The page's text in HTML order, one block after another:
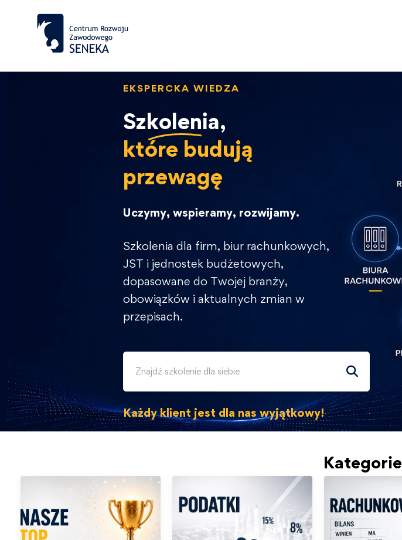
EKSPERCKA WIEDZA
Szkolenia,
które budują
przewagę
Uczymy, wspieramy, rozwijamy.
Szkolenia dla firm, biur rachunkowych,
JST i jednostek budżetowych,
dopasowane do Twojej branży,
obowiązków i aktualnych zmian w
przepisach.
Każdy klient jest dla nas wyjątkowy!
Kategorie